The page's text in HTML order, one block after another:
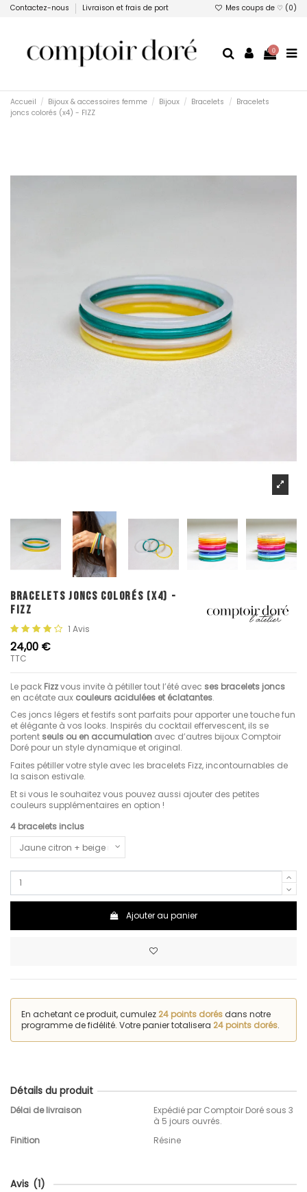
Contactez-nous Livraison et frais de port Mes coups de ♡ (0)
0
Accueil Bijoux & accessoires femme Bijoux Bracelets
Bracelets
joncs colorés (x4) - FIZZ
BRACELETS JONCS COLORÉS (X4) -
FIZZ
1 Avis
24,00 €
TTC
Le pack Fizzvous invite à pétiller tout l’été avec ses bracelets joncs
en acétate aux couleurs acidulées et éclatantes.
Ces joncs légers et festifs sont parfaits pour apporter une touche fun
et élégante à vos looks. Inspirés du cocktail effervescent, ils se
portent seuls ou en accumulation avec d’autres bijoux Comptoir
Doré pour un style dynamique et original.
Faites pétiller votre style avec les bracelets Fizz, incontournables de
la saison estivale.
Et si vous le souhaitez vous pouvez aussi ajouter des petites
couleurs supplémentaires en option !
4 bracelets inclus
Ajouter au panier
En achetant ce produit, cumulez 24 points dorésdans notre
programme de fidélité. Votre panier totalisera 24 points dorés.
Détails du produit
Délai de livraison
Expédié par Comptoir Doré sous 3
à 5 jours ouvrés.
Finition
Résine
Avis (1)